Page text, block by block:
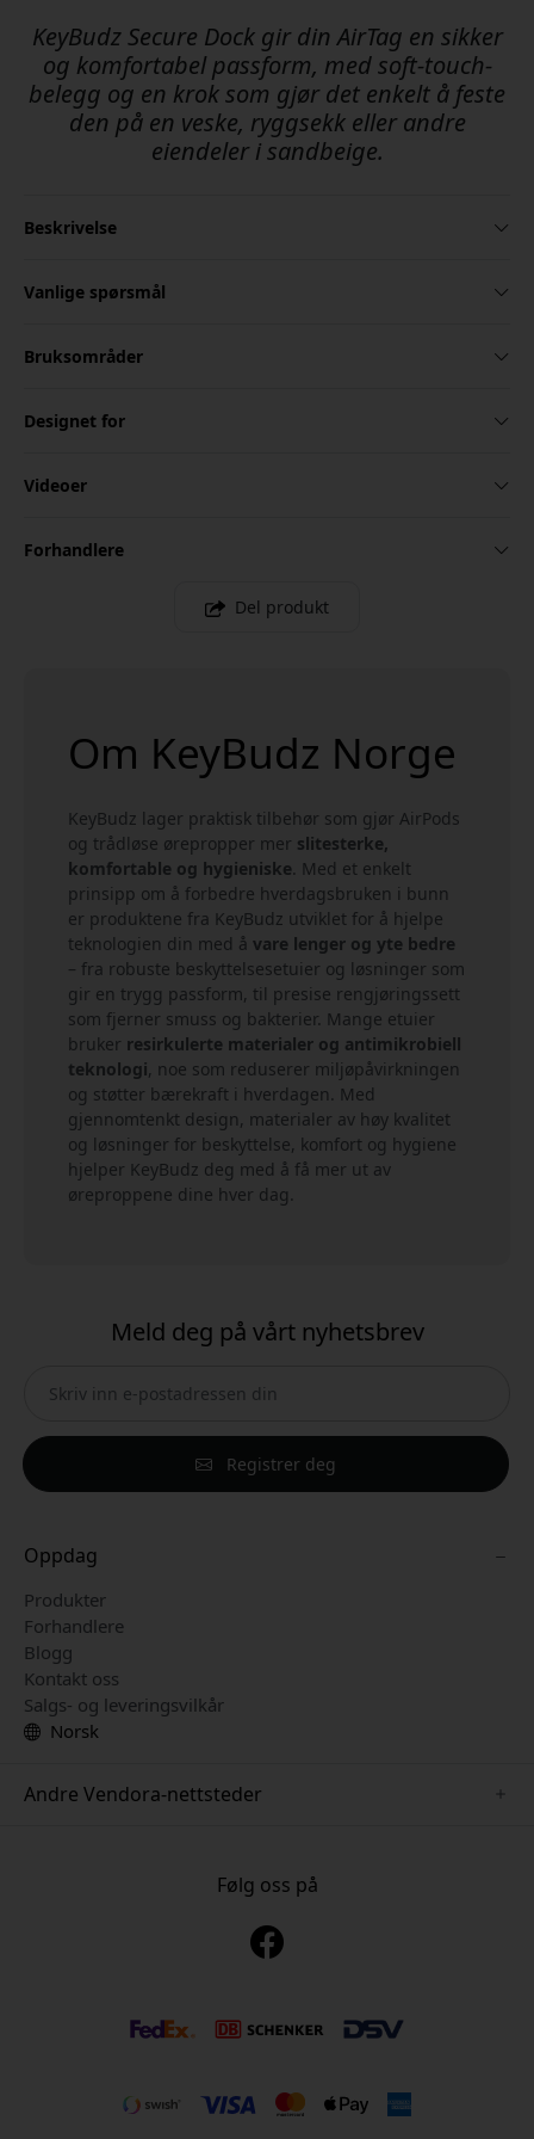
KeyBudz Secure Dock gir din AirTag en sikker
og komfortabel passform, med soft-touch-
belegg og en krok som gjør det enkelt å feste
den på en veske, ryggsekk eller andre
eiendeler i sandbeige.
Beskrivelse
Vanlige spørsmål
Bruksområder
Designet for
Videoer
Forhandlere
Del produkt
Om KeyBudz Norge
KeyBudz lager praktisk tilbehør som gjør AirPods
og trådløse ørepropper mer slitesterke,
komfortable og hygieniske. Med et enkelt
prinsipp om å forbedre hverdagsbruken i bunn
er produktene fra KeyBudz utviklet for å hjelpe
teknologien din med å vare lenger og yte bedre
– fra robuste beskyttelsesetuier og løsninger som
gir en trygg passform, til presise rengjøringssett
som fjerner smuss og bakterier. Mange etuier
bruker resirkulerte materialer og antimikrobiell
teknologi, noe som reduserer miljøpåvirkningen
og støtter bærekraft i hverdagen. Med
gjennomtenkt design, materialer av høy kvalitet
og løsninger for beskyttelse, komfort og hygiene
hjelper KeyBudz deg med å få mer ut av
øreproppene dine hver dag.
Meld deg på vårt nyhetsbrev
Registrer deg
Oppdag
Produkter
Forhandlere
Blogg
Kontakt oss
Salgs- og leveringsvilkår
Norsk
Andre Vendora-nettsteder
Følg oss på